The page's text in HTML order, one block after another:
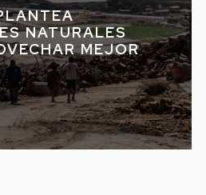
NATURALES
MEJOR